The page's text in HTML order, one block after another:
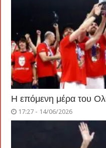
Η επόμενη μέρα του
17:27 - 14/06/2026